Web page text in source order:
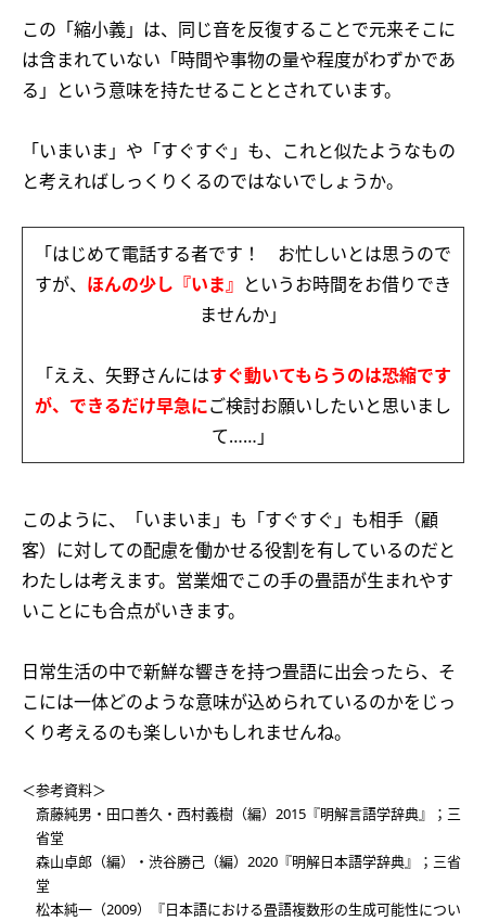
この「縮小義」は、同じ音を反復することで元来そこに
は含まれていない「時間や事物の量や程度がわずかであ
る」という意味を持たせることとされています。
「いまいま」や「すぐすぐ」も、これと似たようなもの
と考えればしっくりくるのではないでしょうか。
「はじめて電話する者です！ お忙しいとは思うので
すが、 ほんの少し『いま』 というお時間をお借りでき
ませんか」
「ええ、矢野さんにはすぐ動いてもらうのは恐縮です
が、できるだけ早急にご検討お願いしたいと思いまし
て……」
このように、「いまいま」も「すぐすぐ」も相手（顧
客）に対しての配慮を働かせる役割を有しているのだと
わたしは考えます。営業畑でこの手の畳語が生まれやす
いことにも合点がいきます。
日常生活の中で新鮮な響きを持つ畳語に出会ったら、そ
こには一体どのような意味が込められているのかをじっ
くり考えるのも楽しいかもしれませんね。
＜参考資料＞
斎藤純男・田口善久・西村義樹（編）2015『明解言語学辞典』；三
省堂
森山卓郎（編）・渋谷勝己（編）2020『明解日本語学辞典』；三省
堂
松本純一（2009）『日本語における畳語複数形の生成可能性につい